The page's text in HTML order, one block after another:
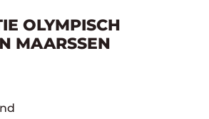
OLYMPISCH
MAARSSEN